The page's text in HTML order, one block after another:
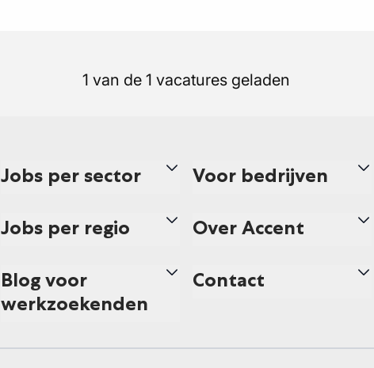
1 van de 1 vacatures geladen
Jobs per sector
Jobs per regio
Blog voor
werkzoekenden
Voor bedrijven
Over Accent
Contact